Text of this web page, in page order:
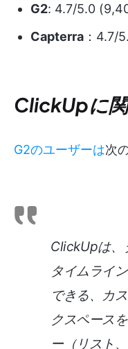
G2: 4.7/5.0
Capterra ：4.7/
ClickUpに
G2のユーザーは次
ClickUpは、
タイムライ
できる、カ
クスペース
ー（リスト